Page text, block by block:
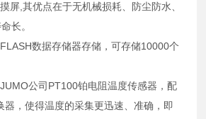
屏,其优点在于无机械损耗、防尘防水、
长。
数据存储器存储，可存储10000个
公司PT100铂电阻温度传感器，配
器，使得温度的采集更迅速、准确，即